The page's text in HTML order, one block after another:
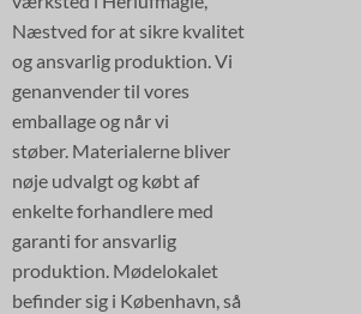
Næstved for at sikre kvalitet
og ansvarlig produktion. Vi
genanvender til vores
emballage og når vi
støber. Materialerne bliver
nøje udvalgt og købt af
enkelte forhandlere med
garanti for ansvarlig
produktion. Mødelokalet
befinder sig i København, så